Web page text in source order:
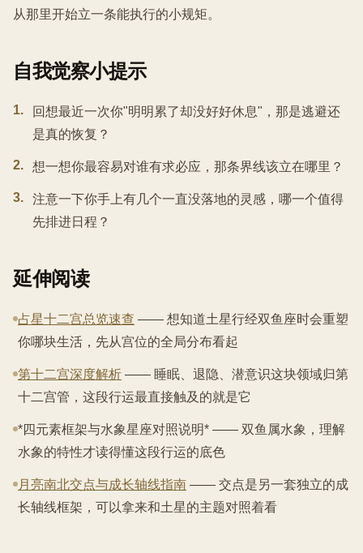
从那里开始立一条能执行的小规矩。
自我觉察小提示
1.
回想最近一次你"明明累了却没好好休息"，那是逃避还
是真的恢复？
2. 想一想你最容易对谁有求必应，那条界线该立在哪里？
3.
注意一下你手上有几个一直没落地的灵感，哪一个值得
先排进日程？
延伸阅读
占星十二宫总览速查 —— 想知道土星行经双鱼座时会重塑
你哪块生活，先从宫位的全局分布看起
第十二宫深度解析 —— 睡眠、退隐、潜意识这块领域归第
十二宫管，这段行运最直接触及的就是它
*四元素框架与水象星座对照说明* —— 双鱼属水象，理解
水象的特性才读得懂这段行运的底色
月亮南北交点与成长轴线指南 —— 交点是另一套独立的成
长轴线框架，可以拿来和土星的主题对照着看